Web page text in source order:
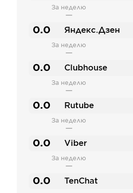
За неделю
—
0.0 Яндекс.Дзен
За неделю
—
0.0 Clubhouse
За неделю
—
0.0 Rutube
За неделю
—
0.0 Viber
За неделю
—
0.0 TenChat